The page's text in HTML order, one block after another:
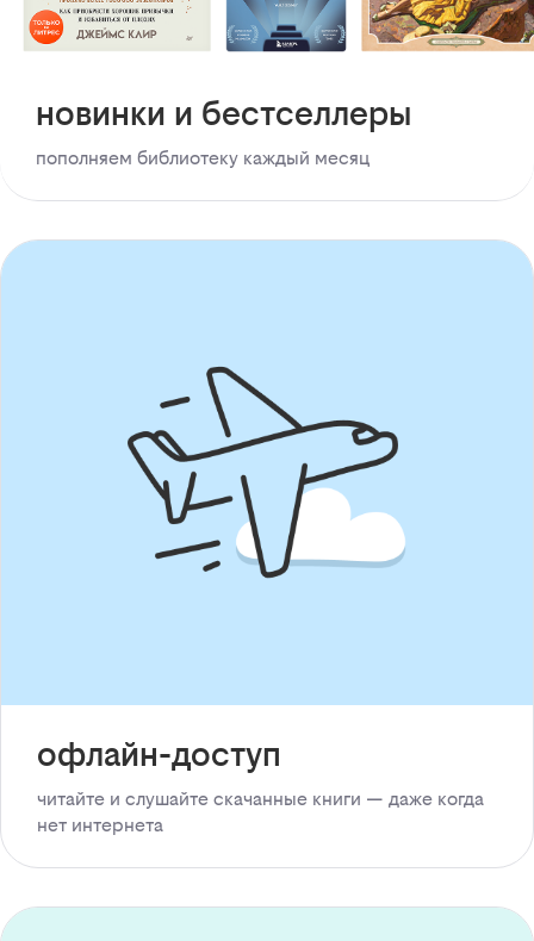
новинки и бестселлеры
пополняем библиотеку каждый месяц
офлайн-доступ
читайте и слушайте скачанные книги — даже когда
нет интернета